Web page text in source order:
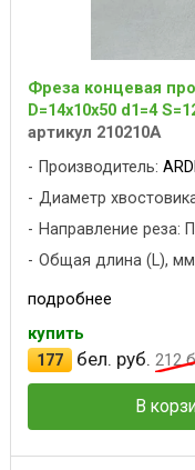
Фреза концевая
D=14x10x50 d1=4
артикул 210210A
Производитель:
Диаметр
Направление реза:
Общая длина (L),
подробнее
купить
177
бел. руб. 212
В